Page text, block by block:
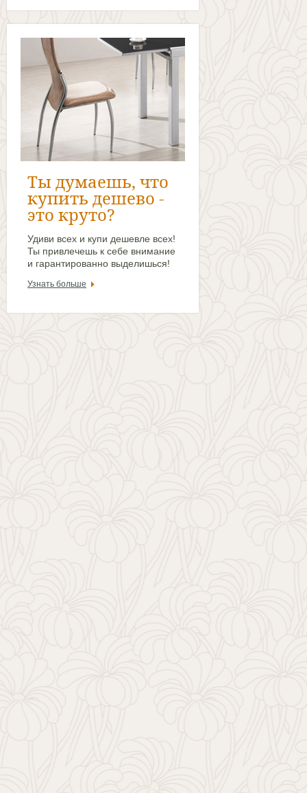
Ты думаешь, что
купить дешево -
это круто?
Удиви всех и купи дешевле всех!
Ты привлечешь к себе внимание
и гарантированно выделишься!
Узнать больше